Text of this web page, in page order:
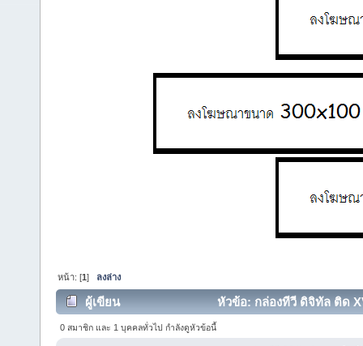
หน้า: [1] ลงล่าง
ผู้เขียน หัวข้อ: กล่องทีวี ดิจิทัล ติด
0 สมาชิก และ 1 บุคคลทั่วไป กำลังดูหัวข้อนี้